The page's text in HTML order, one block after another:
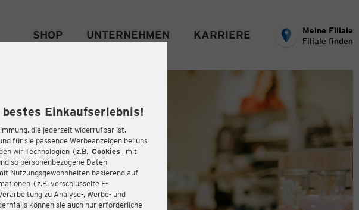
Einkaufserlebnis!
die jederzeit widerrufbar ist,
für sie passende Werbeanzeigen bei uns
wir Technologien (z.B. Cookies , mit
so personenbezogene Daten
Nutzungsgewohnheiten basierend auf
(z.B. verschlüsselte E-
zu Analyse-, Werbe- und
können sie auch nur erforderliche
SHOP UNTERNEHMEN KARRIERE
Meine Filiale
Filiale finden